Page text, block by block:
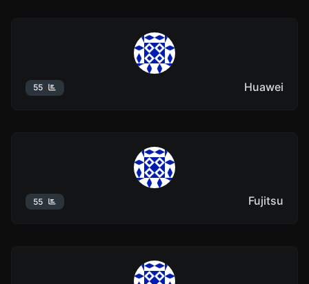
Huawei
55
Fujitsu
55